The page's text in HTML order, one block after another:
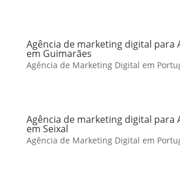
Agência de marketing digital para
em Guimarães
Agência de Marketing Digital em
Agência de marketing digital para
em Seixal
Agência de Marketing Digital em